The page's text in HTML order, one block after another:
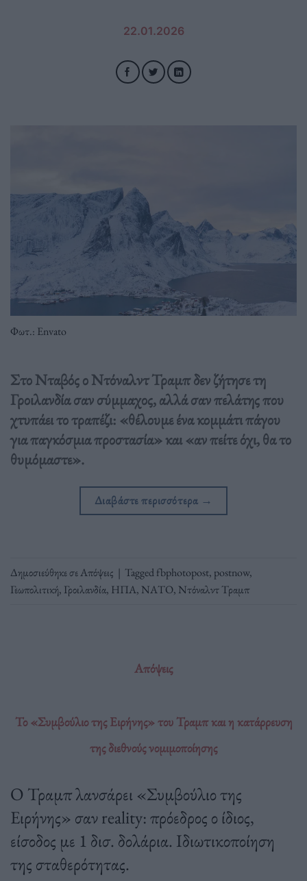
22.01.2026
Φωτ.: Envato
Στο Νταβός ο Ντόναλντ Τραμπ δεν ζήτησε τη
Γροιλανδία σαν σύμμαχος, αλλά σαν πελάτης που
χτυπάει το τραπέζι: «θέλουμε ένα κομμάτι πάγου
για παγκόσμια προστασία» και «αν πείτε όχι, θα το
θυμόμαστε».
Διαβάστε περισσότερα →
Δημοσιεύθηκε σεΑπόψεις | Taggedfbphotopost, postnow,
Γεωπολιτική, Γροιλανδία, ΗΠΑ, ΝΑΤΟ, Ντόναλντ Τραμπ
Απόψεις
Το «Συμβούλιο της Ειρήνης» του Τραμπ και η κατάρρευση
της διεθνούς νομιμοποίησης
Ο Τραμπ λανσάρει «Συμβούλιο της
Ειρήνης» σαν reality: πρόεδρος ο ίδιος,
είσοδος με 1 δισ. δολάρια. Ιδιωτικοποίηση
της σταθερότητας.